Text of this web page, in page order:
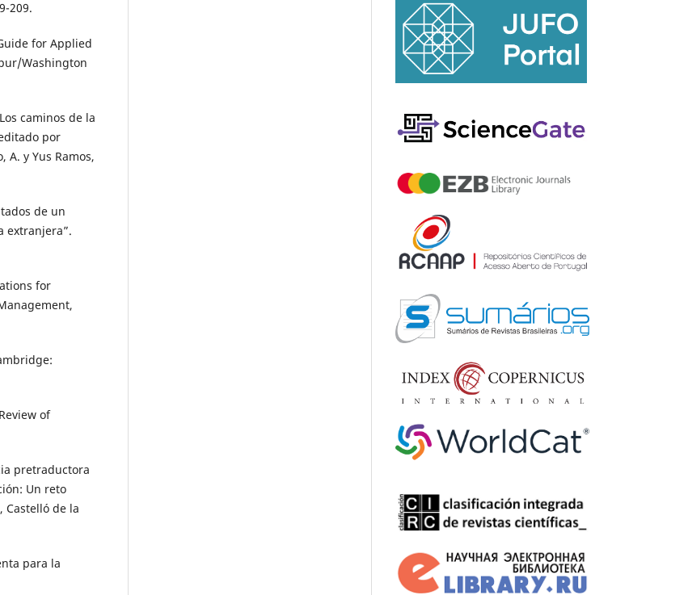
209.
for Applied
Washington
caminos de la
por
A. y Yus Ramos,
de un
extranjera”.
for
of
pretraductora
Un reto
Castelló de la
para la